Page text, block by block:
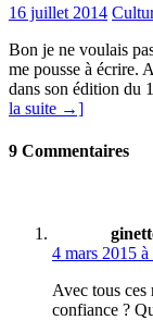
16 juillet 2014
Bon je ne voulais
me pousse à écrire.
dans son édition du
la suite →]
9 Commentaires
4 mars 2015
Avec tous ces
confiance ?